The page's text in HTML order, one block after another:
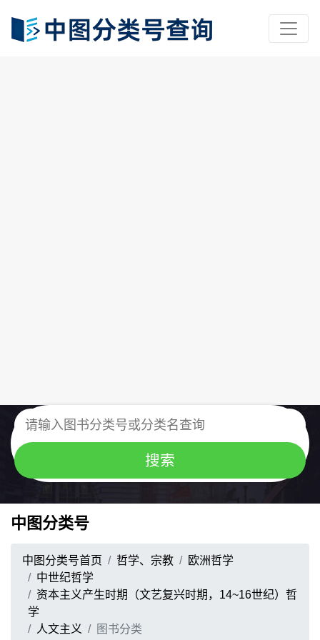
中图分类号
中图分类号首页 哲学、宗教
欧洲哲学
中世纪哲学
资本主义产生时期（文艺复兴时期，14~16世纪）哲
学
人文主义
图书分类